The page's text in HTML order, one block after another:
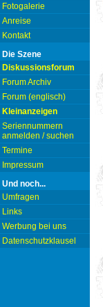
Fotogalerie
Anreise
Kontakt
Die Szene
Diskussionsforum
Forum Archiv
Forum (englisch)
Kleinanzeigen
Seriennummern
anmelden / suchen
Termine
Impressum
Und noch...
Umfragen
Links
Werbung bei uns
Datenschutzklausel